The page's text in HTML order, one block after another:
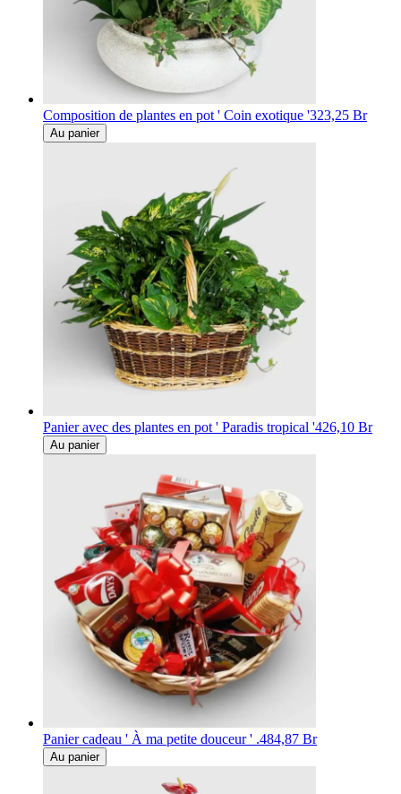
Composition de plantes en pot ' Coin exotique '323,25 Br
Au panier
Panier avec des plantes en pot ' Paradis tropical '426,10 Br
Au panier
Panier cadeau ' À ma petite douceur ' .484,87 Br
Au panier